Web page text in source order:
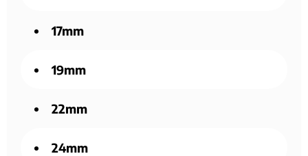
17mm
19mm
22mm
24mm